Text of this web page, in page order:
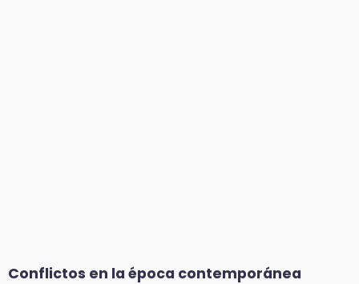
Conflictos en la época contemporánea